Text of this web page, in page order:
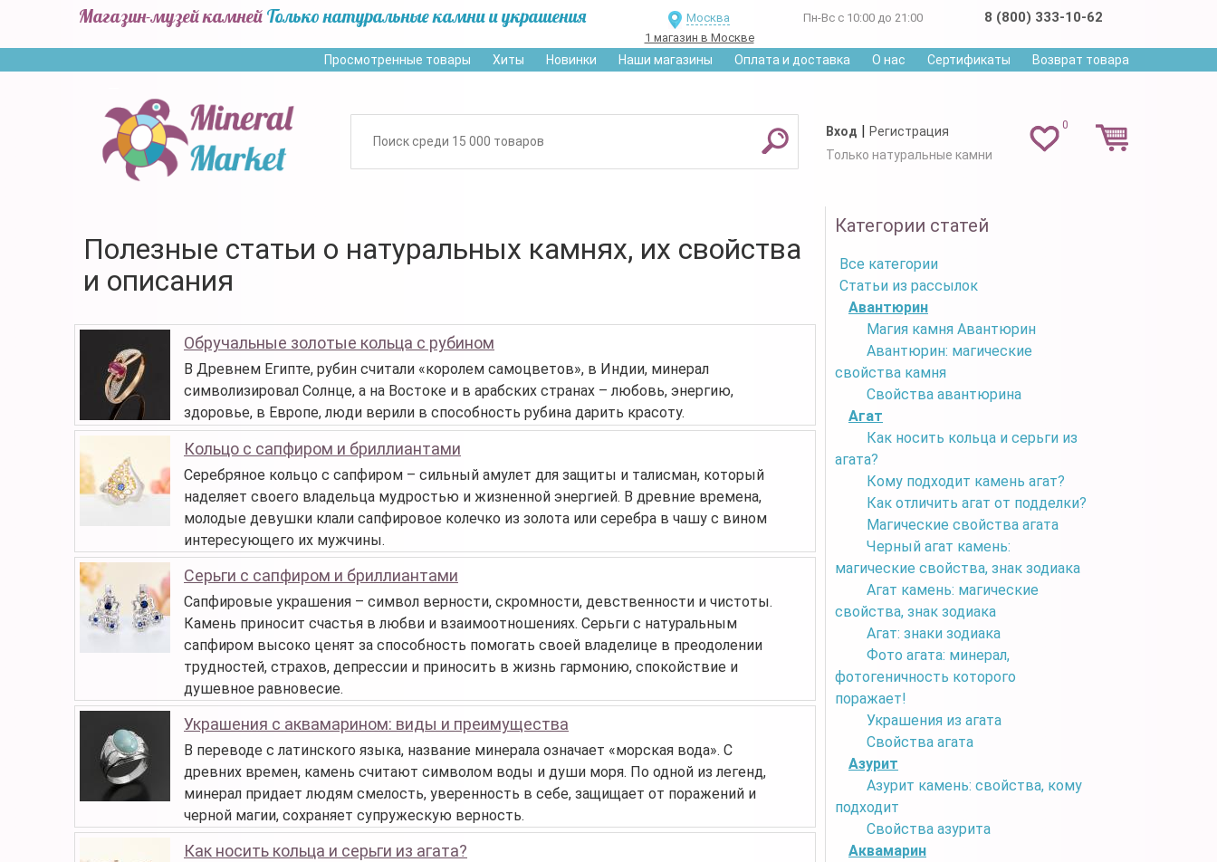
Магазин-музей камней Только натуральные камни и украшения
Москва
1 магазин в Москве
Пн-Вс с 10:00 до 21:00 8 (800) 333-10-62
Просмотренные товары Хиты Новинки Наши магазины Оплата и доставка О нас Сертификаты Возврат товара
0
Вход | Регистрация
Только натуральные камни
Полезные статьи о натуральных камнях, их свойства
и описания
Обручальные золотые кольца с рубином
В Древнем Египте, рубин считали «королем самоцветов», в Индии, минерал
символизировал Солнце, а на Востоке и в арабских странах – любовь, энергию,
здоровье, в Европе, люди верили в способность рубина дарить красоту.
Кольцо с сапфиром и бриллиантами
Серебряное кольцо с сапфиром – сильный амулет для защиты и талисман, который
наделяет своего владельца мудростью и жизненной энергией. В древние времена,
молодые девушки клали сапфировое колечко из золота или серебра в чашу с вином
интересующего их мужчины.
Серьги с сапфиром и бриллиантами
Сапфировые украшения – символ верности, скромности, девственности и чистоты.
Камень приносит счастья в любви и взаимоотношениях. Серьги с натуральным
сапфиром высоко ценят за способность помогать своей владелице в преодолении
трудностей, страхов, депрессии и приносить в жизнь гармонию, спокойствие и
душевное равновесие.
Украшения с аквамарином: виды и преимущества
В переводе с латинского языка, название минерала означает «морская вода». С
древних времен, камень считают символом воды и души моря. По одной из легенд,
минерал придает людям смелость, уверенность в себе, защищает от поражений и
черной магии, сохраняет супружескую верность.
Как носить кольца и серьги из агата?
Категории статей
Все категории
Статьи из рассылок
Авантюрин
Магия камня Авантюрин
Авантюрин: магические
свойства камня
Свойства авантюрина
Агат
Как носить кольца и серьги из
агата?
Кому подходит камень агат?
Как отличить агат от подделки?
Магические свойства агата
Черный агат камень:
магические свойства, знак зодиака
Агат камень: магические
свойства, знак зодиака
Агат: знаки зодиака
Фото агата: минерал,
фотогеничность которого
поражает!
Украшения из агата
Свойства агата
Азурит
Азурит камень: свойства, кому
подходит
Свойства азурита
Аквамарин